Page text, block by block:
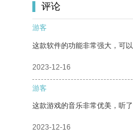
评论
游客
这款软件的功能非常强大，可
2023-12-16
游客
这款游戏的音乐非常优美，听了
2023-12-16